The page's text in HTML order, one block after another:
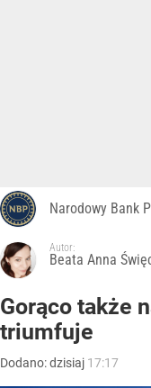
Narodowy Bank
Autor:
Beata Anna
Gorąco także
triumfuje
Dodano:dzisiaj 17:17